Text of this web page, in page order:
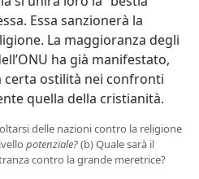
Essa sanzionerà la
La maggioranza degli
ha già manifestato,
certa ostilità nei confronti
quella della cristianità.
delle nazioni contro la religione
potenziale?(b) Quale sarà il
contro la grande meretrice?